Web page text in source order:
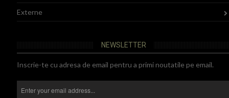
Externe
NEWSLETTER
Inscrie-te cu adresa de email pentru a primi noutatile pe email.